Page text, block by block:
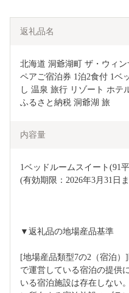
返礼品名
北海道 洞爺湖町 ザ・ウィ
ペアご宿泊券 1泊2食付 1ベ
し 温泉 旅行 リゾート ホテ
ふるさと納税 洞爺湖 旅
内容量
1ベッドルームスイート(91
(有効期限：2026年3月31日
▼返礼品の地場産品基準
[地場産品類型7の2（宿泊
で運営している宿泊の提供
いる宿泊施設は存在しない